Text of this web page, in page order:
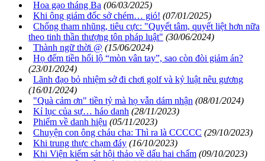
Hoa gạo tháng Ba (06/03/2025)
Khi ông giám đốc sở chém… gió! (07/01/2025)
Chống tham nhũng, tiêu cực: "Quyết tâm, quyết liệt hơn nữa
theo tinh thần thượng tôn pháp luật" (30/06/2024)
Thành ngữ thời @ (15/06/2024)
Họ đếm tiền hối lộ “mòn vân tay”, sao còn đòi giảm án?
(23/01/2024)
Lãnh đạo bỏ nhiệm sở đi chơi golf và kỷ luật nêu gương
(16/01/2024)
"Quà cảm ơn" tiền tỷ mà họ vẫn dám nhận (08/01/2024)
Kỉ lục của sự… háo danh (28/11/2023)
Phiếm về danh hiệu (05/11/2023)
Chuyện con ông cháu cha: Thì ra là CCCCC (29/10/2023)
Khi trung thực chạm đáy (16/10/2023)
Khi Viện kiểm sát hội thảo về dấu hai chấm (09/10/2023)